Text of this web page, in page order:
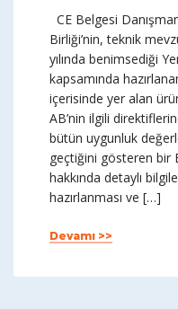
CE Belgesi
Birliği’nin, teknik
yılında benimsediği
kapsamında
içerisinde yer alan
AB’nin ilgili
bütün uygunluk
geçtiğini gösteren bir
hakkında detaylı
hazırlanması ve […]
Devamı >>